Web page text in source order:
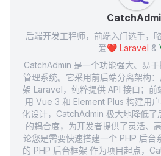
后端开发工程师，前端入门选手，
爱❤️ Laravel &
CatchAdmin 是一个功能强大、易
管理系统。它采用前后端分离架构
架 Laravel，纯粹提供 API 接口；
用 Vue 3 和 Element Plus 构建用
化设计，CatchAdmin 极大地降低了
的耦合度，为开发者提供了灵活、
论您是需要快速搭建一个 PHP 后台
的 PHP 后台框架 作为项目起点，